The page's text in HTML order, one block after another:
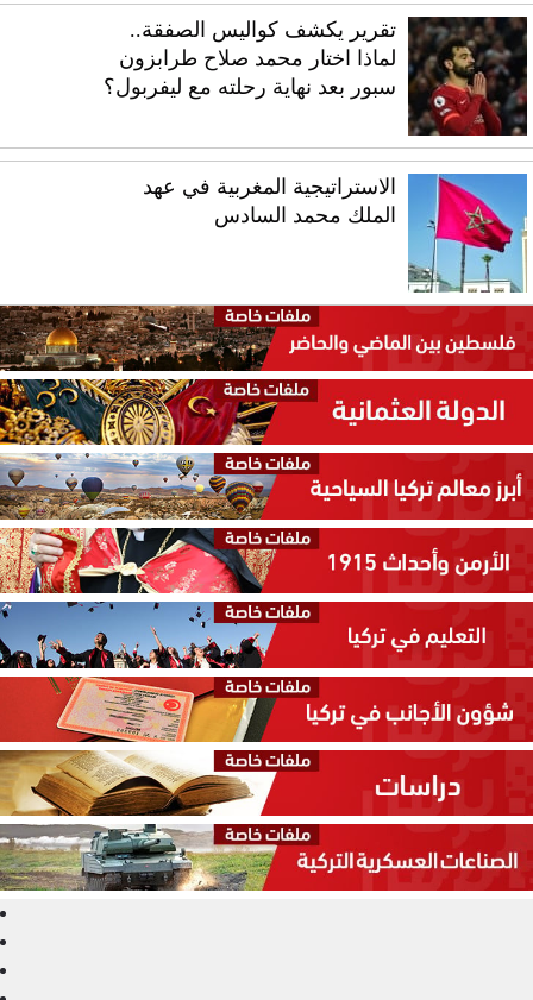
تقرير يكشف كواليس الصفقة..
لماذا اختار محمد صلاح طرابزون
سبور بعد نهاية رحلته مع ليفربول؟
الاستراتيجية المغربية في عهد
الملك محمد السادس